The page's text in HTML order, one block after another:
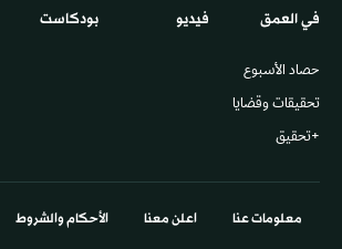
في العمق
حصاد الأسبوع
تحقيقات وقضايا
+تحقيق
فيديو بودكاست
معلومات عنا اعلن معنا الأحكام والشروط